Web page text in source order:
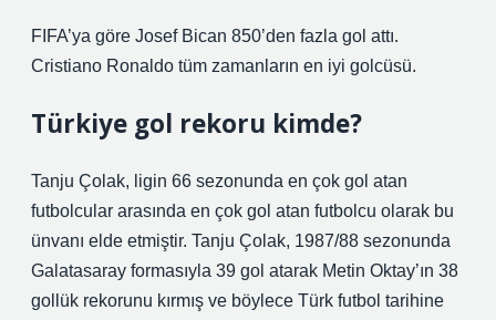
FIFA’ya göre Josef Bican 850’den fazla gol attı.
Cristiano Ronaldo tüm zamanların en iyi golcüsü.
Türkiye gol rekoru kimde?
Tanju Çolak, ligin 66 sezonunda en çok gol atan
futbolcular arasında en çok gol atan futbolcu olarak bu
ünvanı elde etmiştir. Tanju Çolak, 1987/88 sezonunda
Galatasaray formasıyla 39 gol atarak Metin Oktay’ın 38
gollük rekorunu kırmış ve böylece Türk futbol tarihine